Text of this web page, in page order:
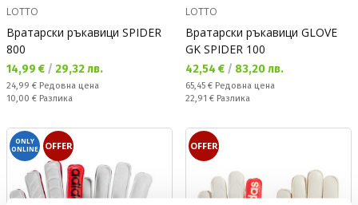
LOTTO
Вратарски ръкавици SPIDER
800
Текуща цена:
14,99 € / 29,32 лв.
Редовна цена:
24,99 € Редовна цена
Спестявате:
10,00 € Разлика
LOTTO
Вратарски ръкавици GLOVE
GK SPIDER 100
Текуща цена:
42,54 € / 83,20 лв.
Редовна цена:
65,45 € Редовна цена
Спестявате:
22,91 € Разлика
ONLY
ONLINE
OFFER OFFER